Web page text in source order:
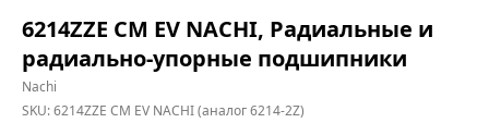
6214ZZE CM EV NACHI, Радиальные и
радиально-упорные подшипники
Nachi
SKU:6214ZZE CM EV NACHI (аналог 6214-2Z)